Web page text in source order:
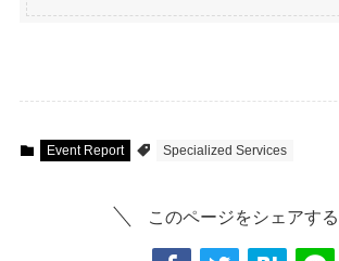
Event Report Specialized Services
このページをシェアする